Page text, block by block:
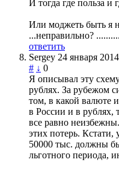
И тогда где польза и
Или моджеть быть я
...неправильно?
ответить
Sergey 24 января
# ↓ 0
Я описывал эту
рублях. За рубежом
том, в какой валюте
в России и в рублях,
все равно
этих потерь. Кстати,
50000 тыс. должны
льготного периода,